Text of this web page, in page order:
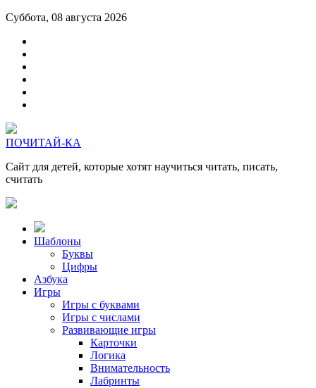
Суббота, 08 августа 2026
ПОЧИТАЙ-КА
Сайт для детей, которые хотят научиться читать, писать,
считать
Шаблоны
Буквы
Цифры
Азбука
Игры
Игры с буквами
Игры с числами
Развивающие игры
Карточки
Логика
Внимательность
Лабринты